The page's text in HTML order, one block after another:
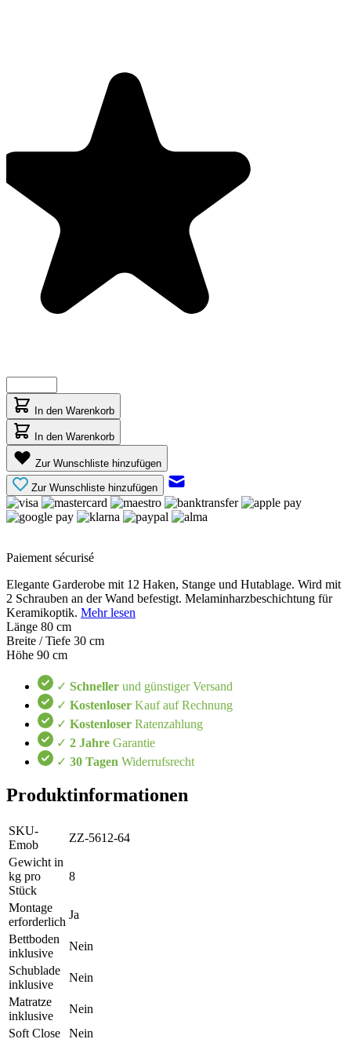
In den Warenkorb
In den Warenkorb
Zur Wunschliste hinzufügen
Zur Wunschliste hinzufügen
Paiement sécurisé
Elegante Garderobe mit 12 Haken, Stange und Hutablage. Wird mit
2 Schrauben an der Wand befestigt. Melaminharzbeschichtung für
Keramikoptik. Mehr lesen
Länge 80 cm
Breite / Tiefe 30 cm
Höhe 90 cm
✓ Schneller und günstiger Versand
✓ Kostenloser Kauf auf Rechnung
✓ Kostenloser Ratenzahlung
✓ 2 Jahre Garantie
✓ 30 Tagen Widerrufsrecht
Produktinformationen
SKU-
Emob
ZZ-5612-64
Gewicht in
kg pro
Stück
8
Montage
erforderlich
Ja
Bettboden
inklusive
Nein
Schublade
inklusive
Nein
Matratze
inklusive
Nein
Soft Close
Nein